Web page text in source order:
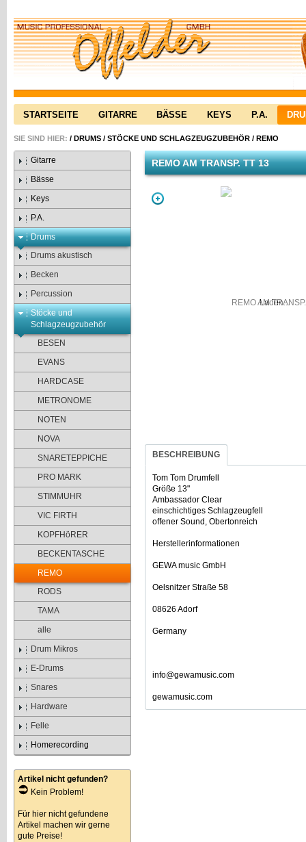
STARTSEITE GITARRE BÄSSE KEYS P.A.
SIE SIND HIER: / DRUMS / STÖCKE UND SCHLAGZEUGZUBEHÖR / REMO
Gitarre
Bässe
Keys
P.A.
Drums
Drums akustisch
Becken
Percussion
Stöcke und
Schlagzeugzubehör
BESEN
EVANS
HARDCASE
METRONOME
NOTEN
NOVA
SNARETEPPICHE
PRO MARK
STIMMUHR
VIC FIRTH
KOPFHöRER
BECKENTASCHE
REMO
RODS
TAMA
alle
Drum Mikros
E-Drums
Snares
Hardware
Felle
Homerecording
Artikel nicht gefunden?
Kein Problem!
Für hier nicht gefundene
Artikel machen wir gerne
gute Preise!
REMO AM TRANSP. TT 13
Laden...
BESCHREIBUNG
Tom Tom Drumfell
Größe 13"
Ambassador Clear
einschichtiges Schlagzeugfell
offener Sound, Obertonreich
Herstellerinformationen
GEWA music GmbH
Oelsnitzer Straße 58
08626 Adorf
Germany
info@gewamusic.com
gewamusic.com